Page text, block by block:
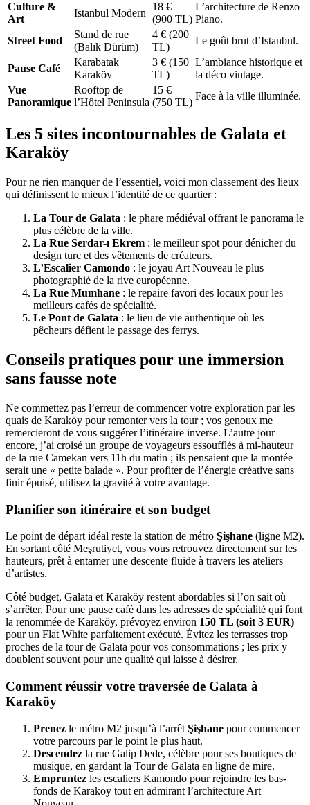
Culture &
Art
Istanbul Modern
18 €
(900 TL)
L’architecture de Renzo
Piano.
Street Food
Stand de rue
(Balık Dürüm)
4 € (200
TL)
Le goût brut d’Istanbul.
Pause Café
Karabatak
Karaköy
3 € (150
TL)
L’ambiance historique et
la déco vintage.
Vue
Panoramique
Rooftop de
l’Hôtel Peninsula
15 €
(750 TL)
Face à la ville illuminée.
Les 5 sites incontournables de Galata et
Karaköy
Pour ne rien manquer de l’essentiel, voici mon classement des lieux
qui définissent le mieux l’identité de ce quartier :
La Tour de Galata : le phare médiéval offrant le panorama le
plus célèbre de la ville.
La Rue Serdar-ı Ekrem : le meilleur spot pour dénicher du
design turc et des vêtements de créateurs.
L’Escalier Camondo : le joyau Art Nouveau le plus
photographié de la rive européenne.
La Rue Mumhane : le repaire favori des locaux pour les
meilleurs cafés de spécialité.
Le Pont de Galata : le lieu de vie authentique où les
pêcheurs défient le passage des ferrys.
Conseils pratiques pour une immersion
sans fausse note
Ne commettez pas l’erreur de commencer votre exploration par les
quais de Karaköy pour remonter vers la tour ; vos genoux me
remercieront de vous suggérer l’itinéraire inverse. L’autre jour
encore, j’ai croisé un groupe de voyageurs essoufflés à mi-hauteur
de la rue Camekan vers 11h du matin ; ils pensaient que la montée
serait une « petite balade ». Pour profiter de l’énergie créative sans
finir épuisé, utilisez la gravité à votre avantage.
Planifier son itinéraire et son budget
Le point de départ idéal reste la station de métro Şişhane (ligne M2).
En sortant côté Meşrutiyet, vous vous retrouvez directement sur les
hauteurs, prêt à entamer une descente fluide à travers les ateliers
d’artistes.
Côté budget, Galata et Karaköy restent abordables si l’on sait où
s’arrêter. Pour une pause café dans les adresses de spécialité qui font
la renommée de Karaköy, prévoyez environ 150 TL (soit 3 EUR)
pour un Flat White parfaitement exécuté. Évitez les terrasses trop
proches de la tour de Galata pour vos consommations ; les prix y
doublent souvent pour une qualité qui laisse à désirer.
Comment réussir votre traversée de Galata à
Karaköy
Prenez le métro M2 jusqu’à l’arrêt Şişhane pour commencer
votre parcours par le point le plus haut.
Descendez la rue Galip Dede, célèbre pour ses boutiques de
musique, en gardant la Tour de Galata en ligne de mire.
Empruntez les escaliers Kamondo pour rejoindre les bas-
fonds de Karaköy tout en admirant l’architecture Art